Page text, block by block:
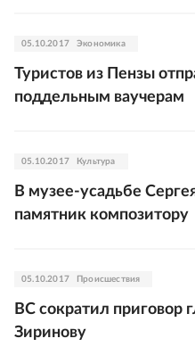
05.10.2017 Экономика
Туристов из Пензы
поддельным ваучерам
05.10.2017 Культура
В музее-усадьбе
памятник композитору
05.10.2017 Происшествия
ВС сократил приговор
Зиринову